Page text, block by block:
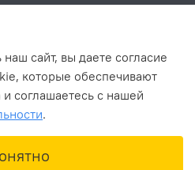
Адрес: Москва, ул.
сайт, вы даете согласие
которые обеспечивают
соглашаетесь с нашей
.